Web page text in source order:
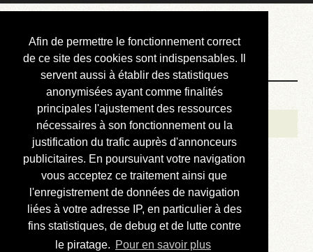
Afin de permettre le fonctionnement correct
de ce site des cookies sont indispensables. Il
servent aussi à établir des statistiques
anonymisées ayant comme finalités
principales l'ajustement des ressources
nécessaires à son fonctionnement ou la
justification du trafic auprès d'annonceurs
publicitaires. En poursuivant votre navigation
vous acceptez ce traitement ainsi que
l'enregistrement de données de navigation
liées à votre adresse IP, en particulier à des
fins statistiques, de debug et de lutte contre
le piratage. Pour en savoir plus
Courbis, « LE »
Blog Officiel
Bienvenue
Réalisations
Divers (et d’été)
Annonces
Liens externes
Téléchargement